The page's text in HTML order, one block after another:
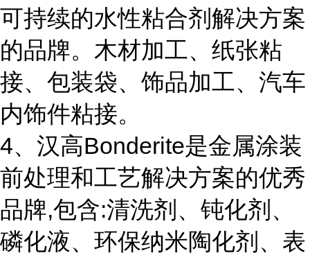
可持续的水性粘合剂解决方案
的品牌。木材加工、纸张粘
接、包装袋、饰品加工、汽车
内饰件粘接。
4、汉高Bonderite是金属涂装
前处理和工艺解决方案的优秀
品牌,包含:清洗剂、钝化剂、
磷化液、环保纳米陶化剂、表